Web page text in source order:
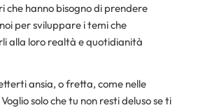
hanno bisogno di prendere
per sviluppare i temi che
alla loro realtà e quotidianità
ansia, o fretta, come nelle
solo che tu non resti deluso se ti